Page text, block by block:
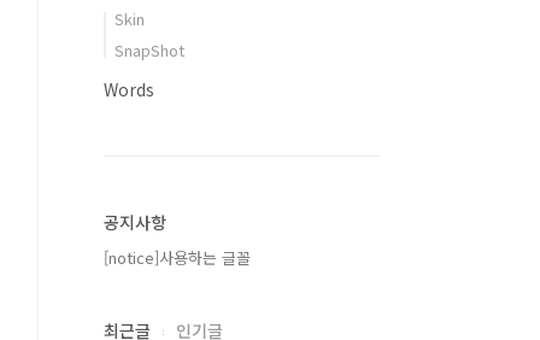
Skin
SnapShot
Words
공지사항
[notice]사용하는 글꼴
최근글 인기글